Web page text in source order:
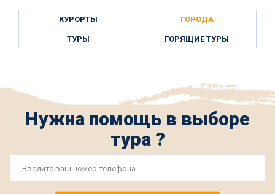
КУРОРТЫ ГОРОДА
ТУРЫ ГОРЯЩИЕ ТУРЫ
Нужна помощь в выборе
тура ?